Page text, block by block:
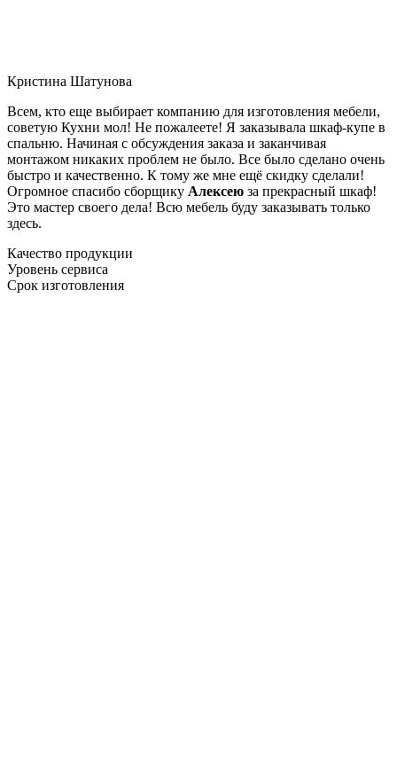
Кристина Шатунова
Всем, кто еще выбирает компанию для изготовления мебели,
советую Кухни мол! Не пожалеете! Я заказывала шкаф-купе в
спальню. Начиная с обсуждения заказа и заканчивая
монтажом никаких проблем не было. Все было сделано очень
быстро и качественно. К тому же мне ещё скидку сделали!
Огромное спасибо сборщику Алексею за прекрасный шкаф!
Это мастер своего дела! Всю мебель буду заказывать только
здесь.
Качество продукции
Уровень сервиса
Срок изготовления